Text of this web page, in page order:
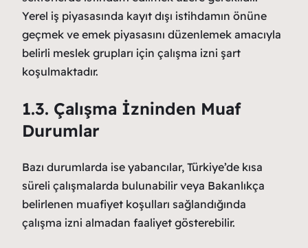
Yerel iş piyasasında kayıt dışı istihdamın önüne
geçmek ve emek piyasasını düzenlemek amacıyla
belirli meslek grupları için çalışma izni şart
koşulmaktadır.
1.3. Çalışma İzninden Muaf
Durumlar
Bazı durumlarda ise yabancılar, Türkiye’de kısa
süreli çalışmalarda bulunabilir veya Bakanlıkça
belirlenen muafiyet koşulları sağlandığında
çalışma izni almadan faaliyet gösterebilir.